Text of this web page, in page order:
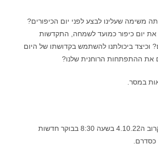
משימה שעלינו לבצע לפני יום הכיפורים?
את יום כיפור כמועד לשמחה, התקדשות
וכיצד ביכולתנו להשתמש בקדושתו של היום
את ההתפתחות הרוחנית שלנו?
במסר.
👈 ביום שלישי הקרוב ה4.10.22 בשעה 8:30 בבוקר חדשות
כסדרם.